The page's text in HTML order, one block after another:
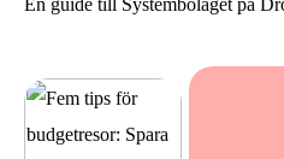
En guide till Systembolaget på